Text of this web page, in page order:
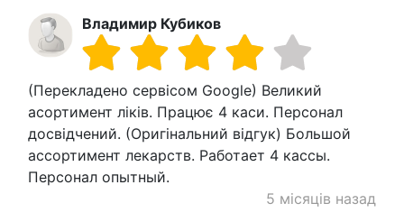
Владимир Кубиков
(Перекладено сервісом Google) Великий
асортимент ліків. Працює 4 каси. Персонал
досвідчений. (Оригінальний відгук) Большой
ассортимент лекарств. Работает 4 кассы.
Персонал опытный.
5 місяців назад